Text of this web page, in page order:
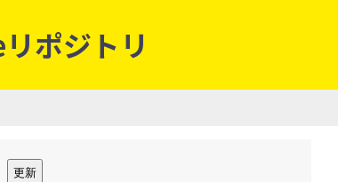
ポジトリ